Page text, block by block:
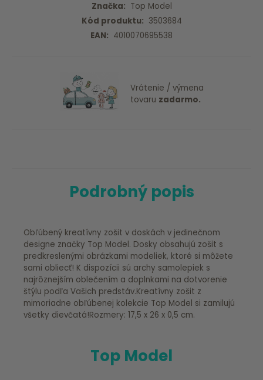
Značka: Top Model
Kód produktu: 3503684
EAN: 4010070695538
Vrátenie / výmena
tovaru zadarmo.
Podrobný popis
Obľúbený kreatívny zošit v doskách v jedinečnom
designe značky Top Model. Dosky obsahujú zošit s
predkreslenými obrázkami modeliek, ktoré si môžete
sami obliecť! K dispozícii sú archy samolepiek s
najrôznejším oblečením a doplnkami na dotvorenie
štýlu podľa Vašich predstáv.Kreatívny zošit z
mimoriadne obľúbenej kolekcie Top Model si zamilujú
všetky dievčatá!Rozmery: 17,5 x 26 x 0,5 cm.
Top Model